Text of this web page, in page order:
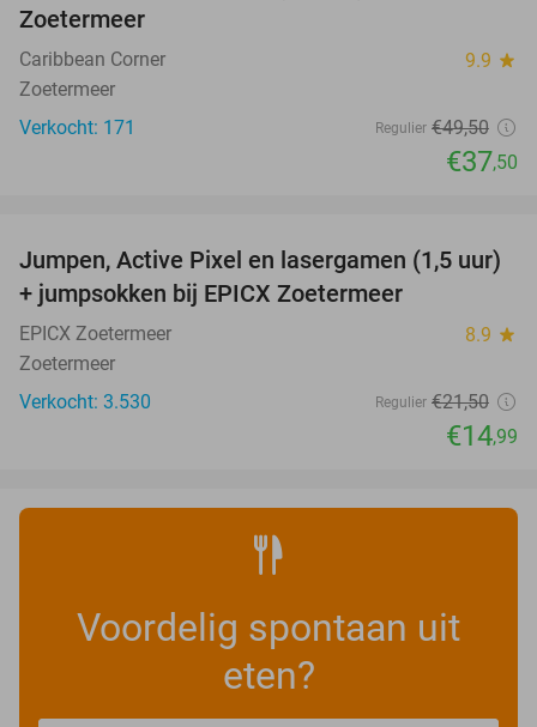
Zoetermeer
Caribbean Corner 9.9 star
Zoetermeer
Verkocht: 171
Regulier €49,50
€37,50
30%
Jumpen, Active Pixel en lasergamen (1,5 uur)
+ jumpsokken bij EPICX Zoetermeer
EPICX Zoetermeer 8.9 star
Zoetermeer
Verkocht: 3.530
Regulier €21,50
€14,99
Voordelig spontaan uit
eten?